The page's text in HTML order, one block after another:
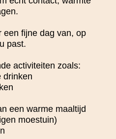
een fijne dag van, op
past.
activiteiten zoals:
drinken
een warme maaltijd
moestuin)